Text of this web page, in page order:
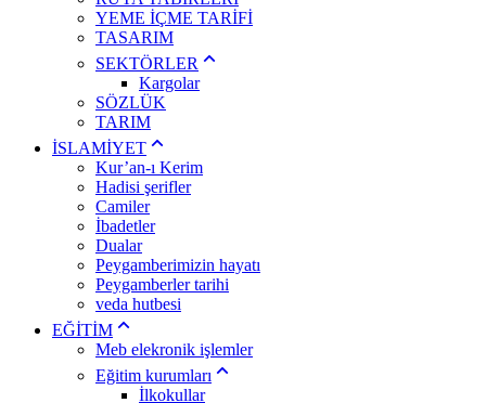
YEME İÇME TARİFİ
TASARIM
SEKTÖRLER
Kargolar
SÖZLÜK
TARIM
İSLAMİYET
Kur’an-ı Kerim
Hadisi şerifler
Camiler
İbadetler
Dualar
Peygamberimizin hayatı
Peygamberler tarihi
veda hutbesi
EĞİTİM
Meb elekronik işlemler
Eğitim kurumları
İlkokullar